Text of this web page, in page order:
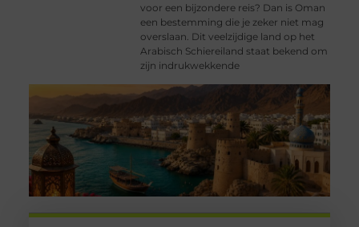
voor een bijzondere reis? Dan is Oman
een bestemming die je zeker niet mag
overslaan. Dit veelzijdige land op het
Arabisch Schiereiland staat bekend om
zijn indrukwekkende